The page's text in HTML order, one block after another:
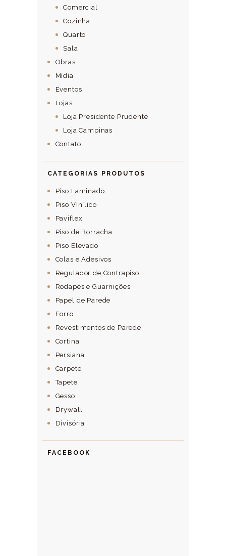
Comercial
Cozinha
Quarto
Sala
Obras
Mídia
Eventos
Lojas
Loja Presidente Prudente
Loja Campinas
Contato
CATEGORIAS PRODUTOS
Piso Laminado
Piso Vinílico
Paviflex
Piso de Borracha
Piso Elevado
Colas e Adesivos
Regulador de Contrapiso
Rodapés e Guarnições
Papel de Parede
Forro
Revestimentos de Parede
Cortina
Persiana
Carpete
Tapete
Gesso
Drywall
Divisória
FACEBOOK